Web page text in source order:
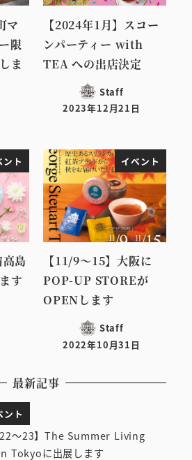
マ
限
ま
【2024年1月】スコー
ンパーティー with
TEA への出店決定
Staff
投稿日
2023年12月21日
ント
高島
す
イベント
【11/9～15】大阪に
POP-UP STOREが
OPENします
Staff
投稿日
2022年10月31日
最新記事
ント
22～23】The Summer Living
Tokyoに出展します